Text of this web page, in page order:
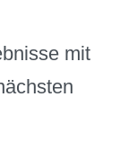
mit